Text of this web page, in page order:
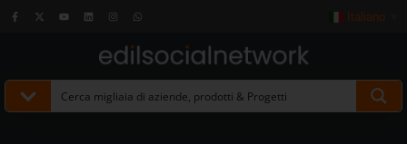
Italiano